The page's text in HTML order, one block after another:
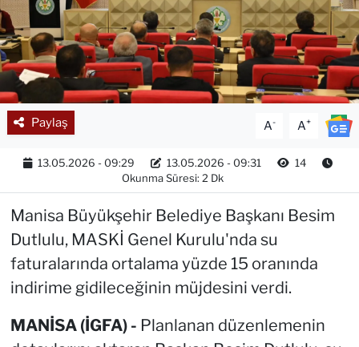
Paylaş A- A+
13.05.2026 - 09:29 13.05.2026 - 09:31
14
Okunma Süresi: 2 Dk
Manisa Büyükşehir Belediye Başkanı Besim
Dutlulu, MASKİ Genel Kurulu'nda su
faturalarında ortalama yüzde 15 oranında
indirime gidileceğinin müjdesini verdi.
MANİSA (İGFA) - Planlanan düzenlemenin